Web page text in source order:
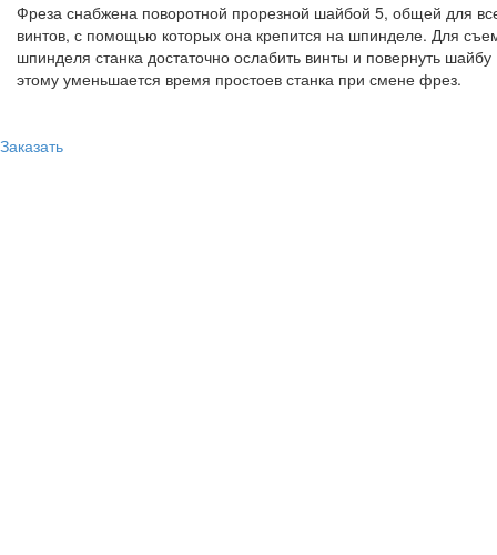
Фреза снабжена поворотной прорезной шайбой 5, общей для
винтов, с помощью которых она крепится на шпинделе. Для
шпинделя станка достаточно ослабить винты и повернуть
этому уменьшается время простоев станка при смене фрез.
Заказать